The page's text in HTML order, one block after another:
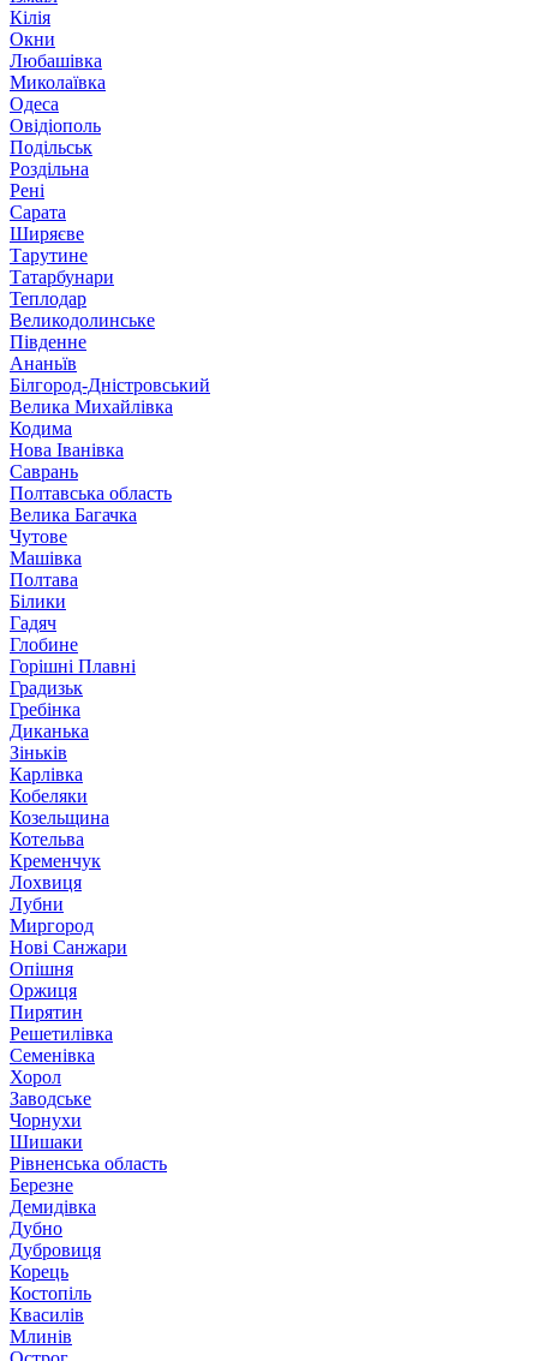
Кілія
Окни
Любашівка
Миколаївка
Одеса
Овідіополь
Подільськ
Роздільна
Рені
Сарата
Ширяєве
Тарутине
Татарбунари
Теплодар
Великодолинське
Південне
Ананьїв
Білгород-Дністровський
Велика Михайлівка
Кодима
Нова Іванівка
Саврань
Полтавська область
Велика Багачка
Чутове
Машівка
Полтава
Білики
Гадяч
Глобине
Горішні Плавні
Градизьк
Гребінка
Диканька
Зіньків
Карлівка
Кобеляки
Козельщина
Котельва
Кременчук
Лохвиця
Лубни
Миргород
Нові Санжари
Опішня
Оржиця
Пирятин
Решетилівка
Семенівка
Хорол
Заводське
Чорнухи
Шишаки
Рівненська область
Березне
Демидівка
Дубно
Дубровиця
Корець
Костопіль
Квасилів
Млинів